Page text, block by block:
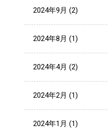
2024年9月 (2)
2024年8月 (1)
2024年4月 (2)
2024年2月 (1)
2024年1月 (1)